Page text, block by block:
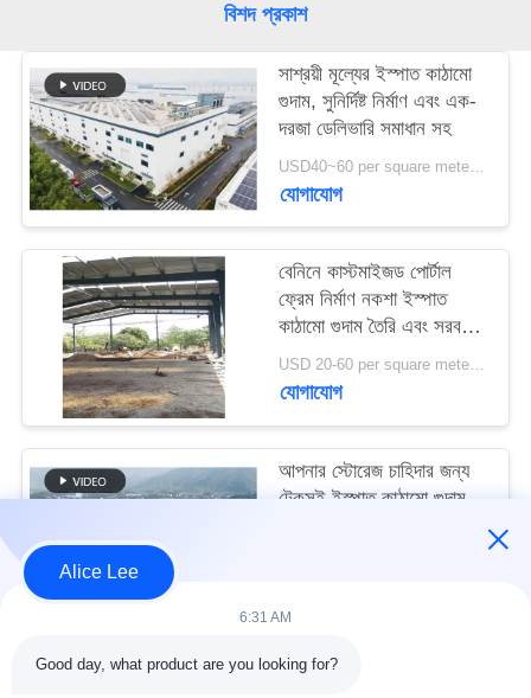
করুন
খবর
মামলা
গোপনীয়তা
নীতি
বিশদ প্রকাশ
সাশ্রয়ী মূল্যের ইস্পাত কাঠামো
গুদাম, সুনির্দিষ্ট নির্মাণ এবং এক-
দরজা ডেলিভারি সমাধান সহ
USD40~60 per square meter MOQ:1000 sqm
যোগাযোগ
বেনিনে কাস্টমাইজড পোর্টাল
ফ্রেম নির্মাণ নকশা ইস্পাত
কাঠামো গুদাম তৈরি এবং সরবরাহ
করুন
USD 20-60 per square meter MOQ:1000 বর্গ মিটার
যোগাযোগ
আপনার স্টোরেজ চাহিদার জন্য
টেকসই ইস্পাত কাঠামো গুদাম
Alice Lee
6:31 AM
Good day, what product are you looking for?